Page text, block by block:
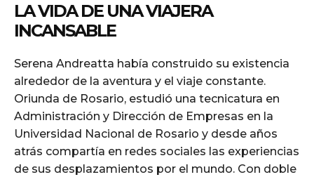
LA VIDA DE UNA VIAJERA
INCANSABLE
Serena Andreatta había construido su existencia
alrededor de la aventura y el viaje constante.
Oriunda de Rosario, estudió una tecnicatura en
Administración y Dirección de Empresas en la
Universidad Nacional de Rosario y desde años
atrás compartía en redes sociales las experiencias
de sus desplazamientos por el mundo. Con doble